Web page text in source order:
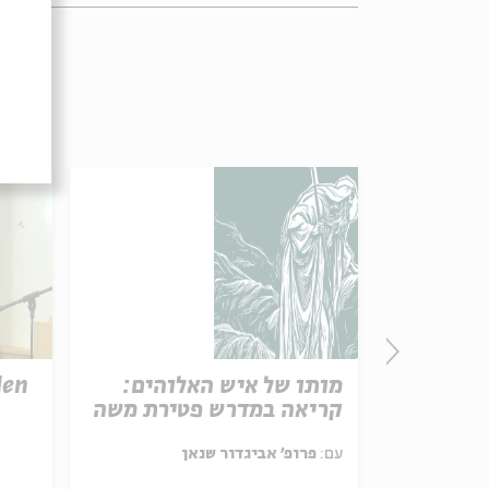
מותו של איש האלוהים:
קריאה במדרש פטירת משה
עם: